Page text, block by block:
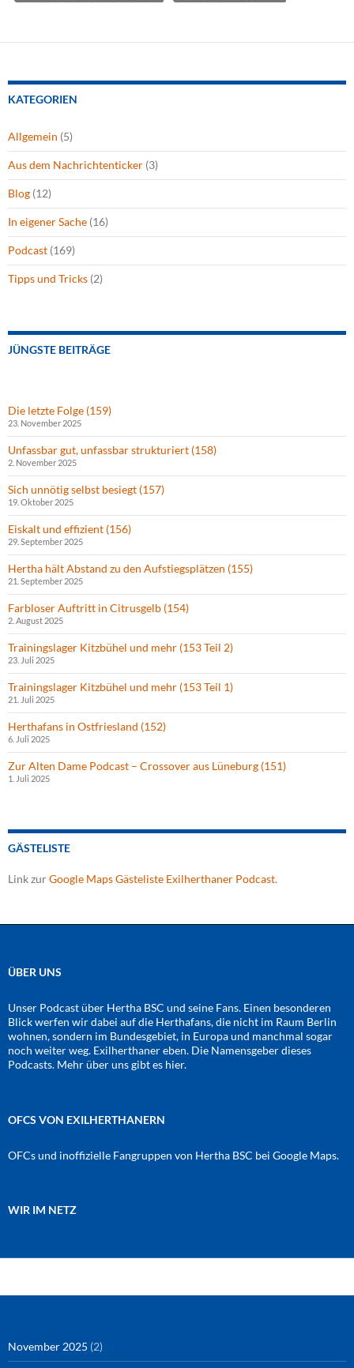
KATEGORIEN
Allgemein (5)
Aus dem Nachrichtenticker (3)
Blog (12)
In eigener Sache (16)
Podcast (169)
Tipps und Tricks (2)
JÜNGSTE BEITRÄGE
Die letzte Folge (159)
23. November 2025
Unfassbar gut, unfassbar strukturiert (158)
2. November 2025
Sich unnötig selbst besiegt (157)
19. Oktober 2025
Eiskalt und effizient (156)
29. September 2025
Hertha hält Abstand zu den Aufstiegsplätzen (155)
21. September 2025
Farbloser Auftritt in Citrusgelb (154)
2. August 2025
Trainingslager Kitzbühel und mehr (153 Teil 2)
23. Juli 2025
Trainingslager Kitzbühel und mehr (153 Teil 1)
21. Juli 2025
Herthafans in Ostfriesland (152)
6. Juli 2025
Zur Alten Dame Podcast – Crossover aus Lüneburg (151)
1. Juli 2025
GÄSTELISTE
Link zurGoogle Maps Gästeliste Exilherthaner Podcast.
ÜBER UNS
Unser Podcast über Hertha BSC und seine Fans. Einen besonderen
Blick werfen wir dabei auf die Herthafans, die nicht im Raum Berlin
wohnen, sondern im Bundesgebiet, in Europa und manchmal sogar
noch weiter weg. Exilherthaner eben. Die Namensgeber dieses
Podcasts. Mehr über uns gibt es hier.
OFCS VON EXILHERTHANERN
OFCs und inoffizielle Fangruppen von Hertha BSC bei Google Maps.
WIR IM NETZ
November 2025 (2)